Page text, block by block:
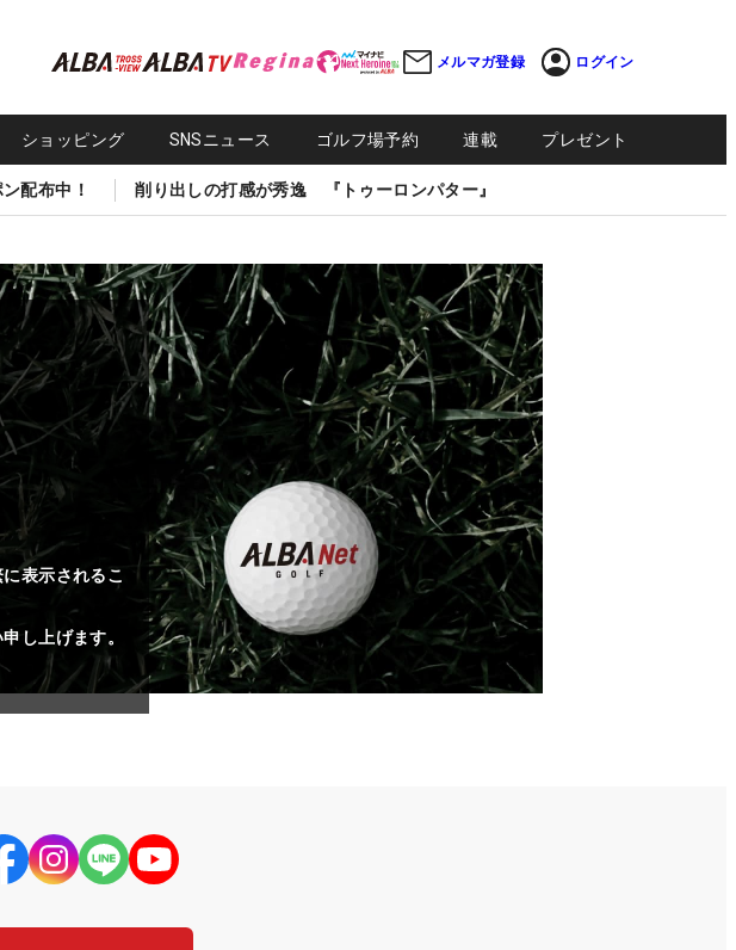
メルマガ登録 ログイン
ショッピング SNSニュース ゴルフ場予約 連載 プレゼント
配布中！ 削り出しの打感が秀逸 『トゥーロンパター』
表示されるこ
し上げます。